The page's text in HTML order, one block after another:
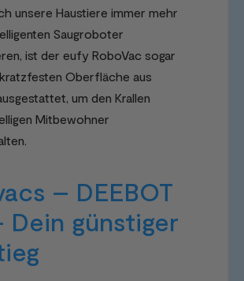
unsere Haustiere immer mehr
Saugroboter
ist der eufy RoboVac sogar
Oberfläche aus
um den Krallen
Mitbewohner
– DEEBOT
Dein günstiger